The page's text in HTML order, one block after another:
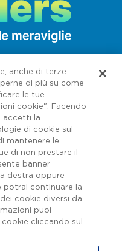
Speranza
negativo visibile
un’app di
basilica di S.
l’opera
e resilienza di
Di fronte alla
l’opera
Luce
del quartiere
occhio di bue.
diTotò e
onesti. Sulla
della basilica
versato - Codice fiscale e
Roma 07516911000 | C.C.I.A.A.
Legale: via A. Bergamini, 50
i diritti riservati
anche di terze
di più su come
le tue
cookie". Facendo
accetti la
di cookie sul
mantenere le
di non prestare il
banner
destra oppure
potrai continuare la
cookie diversi da
puoi
cliccando sul